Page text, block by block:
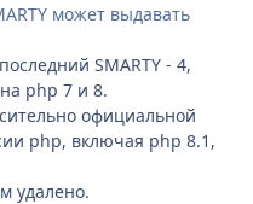
может выдавать
SMARTY - 4,
php 7 и 8.
официальной
php, включая php 8.1,
удалено.